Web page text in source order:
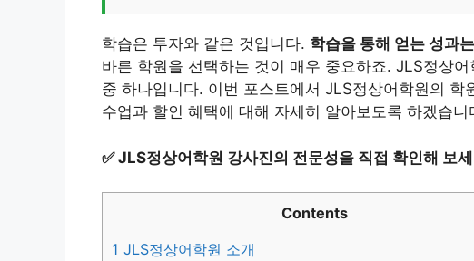
학습은 투자와 같은 것입니다. 학습을 통해 얻는 성과
바른 학원을 선택하는 것이 매우 중요하죠. JLS정상
중 하나입니다. 이번 포스트에서 JLS정상어학원의
수업과 할인 혜택에 대해 자세히 알아보도록 하겠습니
✅JLS정상어학원 강사진의 전문성을 직접 확인해 보
Contents
1 JLS정상어학원 소개